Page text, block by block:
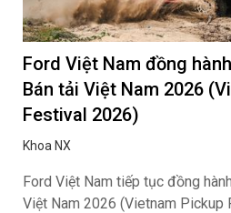
Ford Việt Nam đồng
Bán tải Việt Nam 2026
Festival 2026)
Khoa NX
Ford Việt Nam tiếp tục đồng
Việt Nam 2026 (Vietnam Pickup